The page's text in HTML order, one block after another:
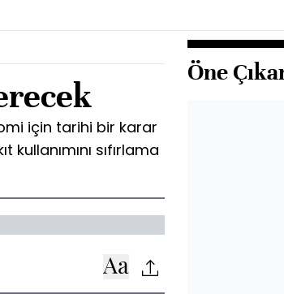
için tarihi bir karar
kullanımını sıfırlama
Öne